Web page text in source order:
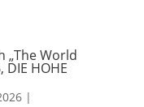
„The World
HOHE
|